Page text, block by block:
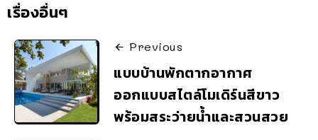
เรื่องอื่นๆ
Previous
แบบบ้านพักตากอากาศ
ออกแบบสไตล์โมเดิร์นสีขาว
พร้อมสระว่ายน้ำและสวนสวย